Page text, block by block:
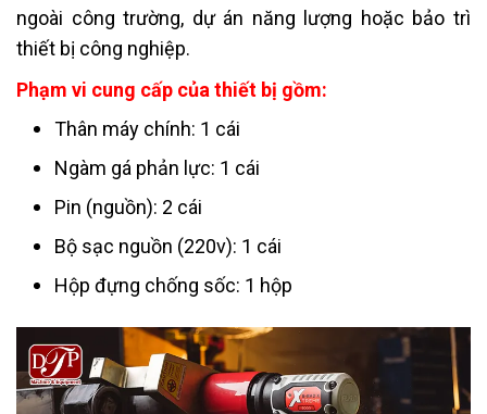
ngoài công trường, dự án năng lượng hoặc bảo trì
thiết bị công nghiệp.
Phạm vi cung cấp của thiết bị gồm:
Thân máy chính: 1 cái
Ngàm gá phản lực: 1 cái
Pin (nguồn): 2 cái
Bộ sạc nguồn (220v): 1 cái
Hộp đựng chống sốc: 1 hộp